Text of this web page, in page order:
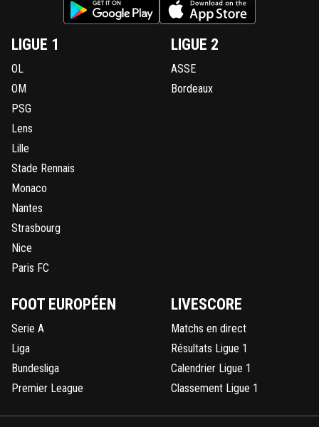
LIGUE 1
OL
OM
PSG
Lens
Lille
Stade Rennais
Monaco
Nantes
Strasbourg
Nice
Paris FC
LIGUE 2
ASSE
Bordeaux
FOOT EUROPÉEN
Serie A
Liga
Bundesliga
Premier League
LIVESCORE
Matchs en direct
Résultats Ligue 1
Calendrier Ligue 1
Classement Ligue 1